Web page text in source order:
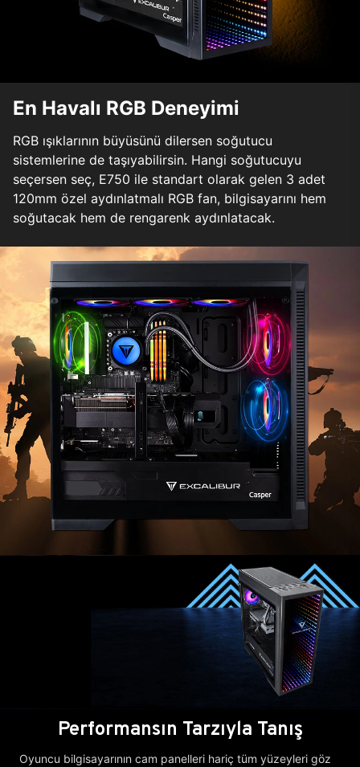
En Havalı RGB Deneyimi
RGB ışıklarının büyüsünü dilersen soğutucu
sistemlerine de taşıyabilirsin. Hangi soğutucuyu
seçersen seç, E750 ile standart olarak gelen 3 adet
120mm özel aydınlatmalı RGB fan, bilgisayarını hem
soğutacak hem de rengarenk aydınlatacak.
Performansın Tarzıyla Tanış
Oyuncu bilgisayarının cam panelleri hariç tüm yüzeyleri göz